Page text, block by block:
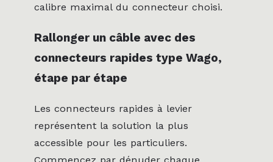
calibre maximal du connecteur choisi.
Rallonger un câble avec des
connecteurs rapides type Wago,
étape par étape
Les connecteurs rapides à levier
représentent la solution la plus
accessible pour les particuliers.